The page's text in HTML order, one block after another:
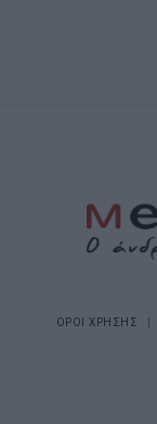
ΟΡΟΙ ΧΡΗΣΗΣ